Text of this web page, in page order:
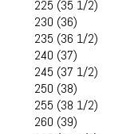
225 (35 1/2)
230 (36)
235 (36 1/2)
240 (37)
245 (37 1/2)
250 (38)
255 (38 1/2)
260 (39)